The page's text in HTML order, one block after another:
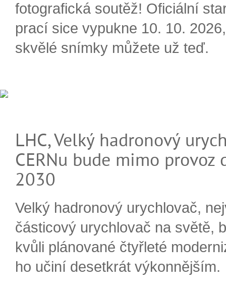
fotografická soutěž! Oficiální
prací sice vypukne 10. 10.
skvělé snímky můžete už teď.
LHC, Velký hadronový
CERNu bude mimo provoz
2030
Velký hadronový urychlovač,
částicový urychlovač na světě,
kvůli plánované čtyřleté
ho učiní desetkrát výkonnějším.